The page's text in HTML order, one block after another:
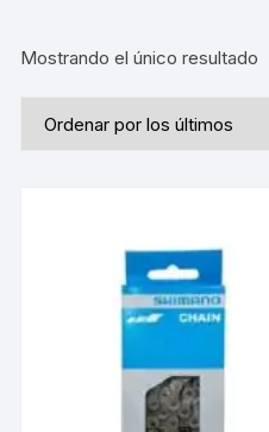
Mostrando el único resultado